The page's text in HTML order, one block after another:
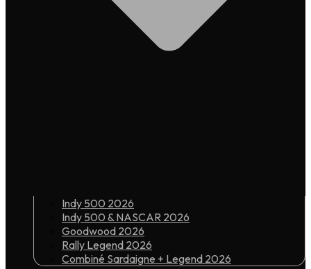
Indy 500 2026
Indy 500 & NASCAR 2026
Goodwood 2026
Rally Legend 2026
Combiné Sardaigne + Legend 2026